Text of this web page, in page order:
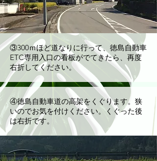
​③300ｍほど道なりに行って、徳島自動車
ETC専用入口の看板がでてきたら、再度
右折してください。
​④徳島自動車道の高架をくぐります。狭
いのでお気を付けください。くぐった後
は右折です。